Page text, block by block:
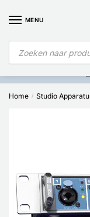
MENU
uw computer al
Home / Studio